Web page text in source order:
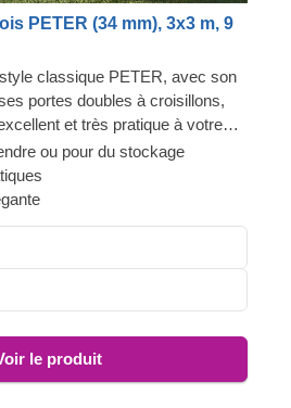
PETER (34 mm), 3x3 m, 9
classique PETER, avec son
portes doubles à croisillons,
et très pratique à votre
structure multifonctionnelle peut
un espace de repos, un espace
des deux ! Son design
de place pour aménager un coin
rangement.
ou pour du stockage
le produit